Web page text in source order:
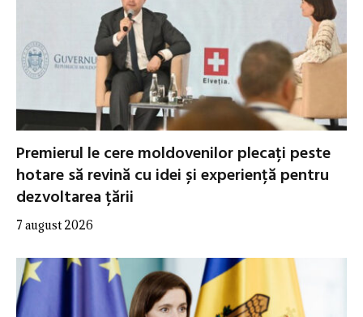
Premierul le cere moldovenilor plecați peste
hotare să revină cu idei și experiență pentru
dezvoltarea țării
7 august 2026